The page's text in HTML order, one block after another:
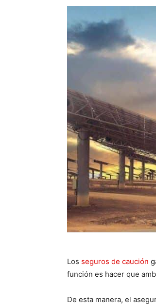
Los seguros de caución
función es hacer que
De esta manera, el